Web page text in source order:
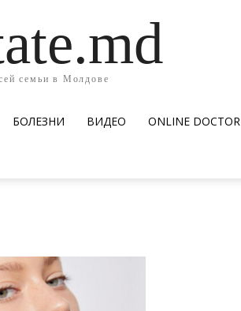
семьи в Молдове
БОЛЕЗНИ ВИДЕО ОNLINE DOCTOR